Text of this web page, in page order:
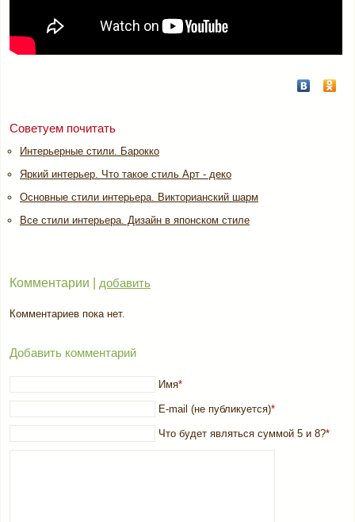
Советуем почитать
Интерьерные стили. Барокко
Яркий интерьер. Что такое стиль Арт - деко
Основные стили интерьера. Викторианский шарм
Все стили интерьера. Дизайн в японском стиле
Комментарии | добавить
Комментариев пока нет.
Добавить комментарий
Имя*
E-mail (не публикуется)*
Что будет являться суммой 5 и 8?*